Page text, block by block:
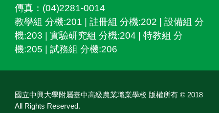
傳真：(04)2281-0014
教學組 分機:201 | 註冊組 分機:202 | 設備組 分
機:203 | 實驗研究組 分機:204 | 特教組 分
機:205 | 試務組 分機:206
國立中興大學附屬臺中高級農業職業學校 版權所有 © 2018
All Rights Reserved.